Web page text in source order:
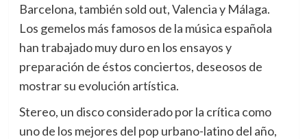
Barcelona, también sold out, Valencia y Málaga.
Los gemelos más famosos de la música española
han trabajado muy duro en los ensayos y
preparación de éstos conciertos, deseosos de
mostrar su evolución artística.
Stereo, un disco considerado por la crítica como
uno de los mejores del pop urbano-latino del año,